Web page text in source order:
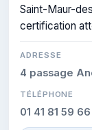
Saint-Maur-
certification
ADRESSE
4 passage
TÉLÉPHONE
01 41 81 59 66